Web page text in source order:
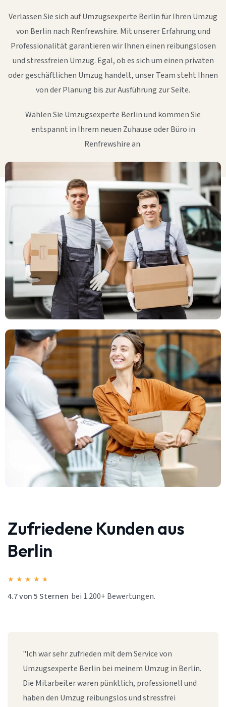
Verlassen Sie sich auf Umzugsexperte Berlin für Ihren Umzug
von Berlin nach Renfrewshire. Mit unserer Erfahrung und
Professionalität garantieren wir Ihnen einen reibungslosen
und stressfreien Umzug. Egal, ob es sich um einen privaten
oder geschäftlichen Umzug handelt, unser Team steht Ihnen
von der Planung bis zur Ausführung zur Seite.
Wählen Sie Umzugsexperte Berlin und kommen Sie
entspannt in Ihrem neuen Zuhause oder Büro in
Renfrewshire an.
Zufriedene Kunden aus
Berlin
★ ★ ★ ★ ★
4.7 von 5 Sternen bei 1.200+ Bewertungen.
"Ich war sehr zufrieden mit dem Service von
Umzugsexperte Berlin bei meinem Umzug in Berlin.
Die Mitarbeiter waren pünktlich, professionell und
haben den Umzug reibungslos und stressfrei